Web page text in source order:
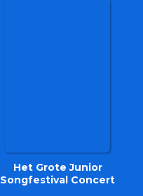
Het Grote Junior
Songfestival Concert